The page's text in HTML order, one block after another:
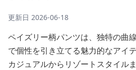
更新日 2026-06-18
ペイズリー柄パンツは、独特の曲
で個性を引き立てる魅力的なアイテ
カジュアルからリゾートスタイル